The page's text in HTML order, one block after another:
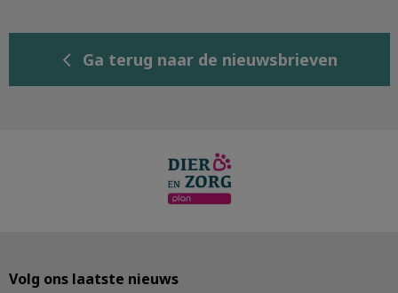
Ga terug naar de nieuwsbrieven
Volg ons laatste nieuws